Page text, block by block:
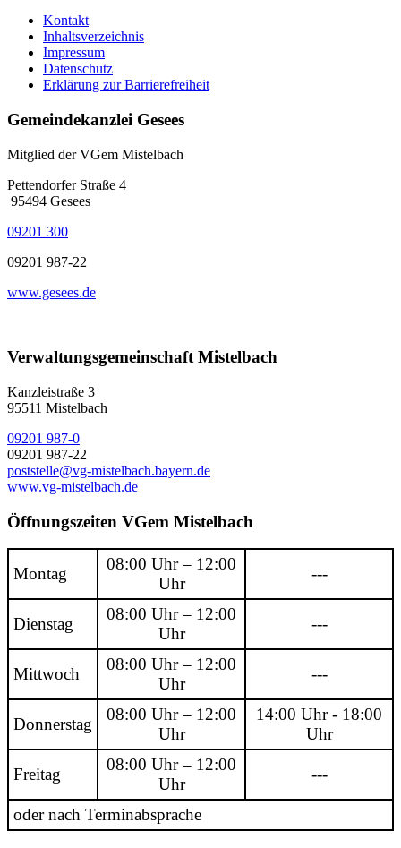
Kontakt
Inhaltsverzeichnis
Impressum
Datenschutz
Erklärung zur Barrierefreiheit
Gemeindekanzlei Gesees
Mitglied der VGem Mistelbach
Pettendorfer Straße 4
95494 Gesees
09201 300
09201 987-22
www.gesees.de
Verwaltungsgemeinschaft Mistelbach
Kanzleistraße 3
95511 Mistelbach
09201 987-0
09201 987-22
poststelle@vg-mistelbach.bayern.de
www.vg-mistelbach.de
Öffnungszeiten VGem Mistelbach
Montag
08:00 Uhr – 12:00
Uhr
---
Dienstag
08:00 Uhr – 12:00
Uhr
---
Mittwoch
08:00 Uhr – 12:00
Uhr
---
Donnerstag
08:00 Uhr – 12:00
Uhr
14:00 Uhr - 18:00
Uhr
Freitag
08:00 Uhr – 12:00
Uhr
---
oder nach Terminabsprache